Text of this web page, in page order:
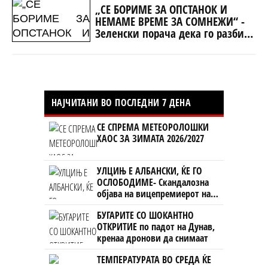
„СЕ БОРИМЕ ЗА ОПСТАНОК И
НЕМАМЕ ВРЕМЕ ЗА СОМНЕЖИ“ -
Зеленски порача дека го разбира
скептицизмот на Вучиќ за ЕУ
НАЈЧИТАНИ ВО ПОСЛЕДНИ 7 ДЕНА
СЕ СПРЕМА МЕТЕОРОЛОШКИ
ХАОС ЗА ЗИМАТА 2026/2027
УЛЦИЊ Е АЛБАНСКИ, ЌЕ ГО
ОСЛОБОДИМЕ- Скандалозна
објава на вицепремиерот на
Црна Гора
БУГАРИТЕ СО ШОКАНТНО
ОТКРИТИЕ по падот на Дунав,
кренаа дронови да снимаат
ТЕМПЕРАТУРАТА ВО СРЕДА ЌЕ